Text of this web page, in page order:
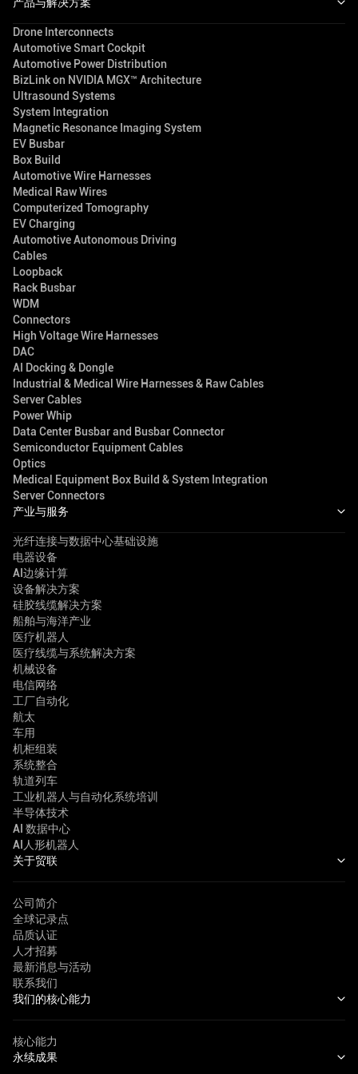
Drone Interconnects
Automotive Smart Cockpit
Automotive Power Distribution
BizLink on NVIDIA MGX™ Architecture
Ultrasound Systems
System Integration
Magnetic Resonance Imaging System
EV Busbar
Box Build
Automotive Wire Harnesses
Medical Raw Wires
Computerized Tomography
EV Charging
Automotive Autonomous Driving
Cables
Loopback
Rack Busbar
WDM
Connectors
High Voltage Wire Harnesses
DAC
AI Docking & Dongle
Industrial & Medical Wire Harnesses & Raw Cables
Server Cables
Power Whip
Data Center Busbar and Busbar Connector
Semiconductor Equipment Cables
Optics
Medical Equipment Box Build & System Integration
Server Connectors
产业与服务
光纤连接与数据中心基础设施
电器设备
AI边缘计算
设备解决方案
硅胶线缆解决方案
船舶与海洋产业
医疗机器人
医疗线缆与系统解决方案
机械设备
电信网络
工厂自动化
航太
车用
机柜组装
系统整合
轨道列车
工业机器人与自动化系统培训
半导体技术
AI 数据中心
AI人形机器人
关于贸联
公司简介
全球记录点
品质认证
人才招募
最新消息与活动
联系我们
我们的核心能力
核心能力
永续成果